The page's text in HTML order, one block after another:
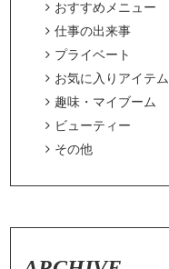
 おすすめメニュー
 仕事の出来事
 プライベート
 お気に入りアイテム
 趣味・マイブーム
 ビューティー
 その他